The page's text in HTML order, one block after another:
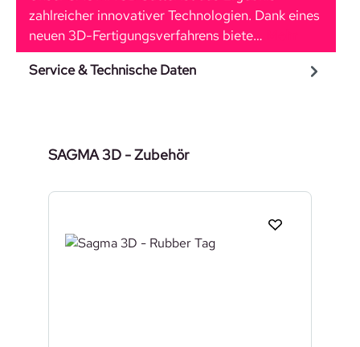
zahlreicher innovativer Technologien. Dank eines
neuen 3D-Fertigungsverfahrens biete…
Service & Technische Daten
Produktgalerie überspringen
SAGMA 3D - Zubehör